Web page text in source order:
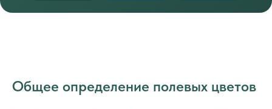
Общее определение полевых цветов